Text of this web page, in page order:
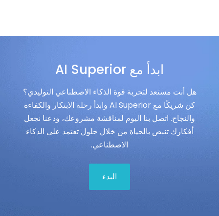
ابدأ مع AI Superior
هل أنت مستعد لتجربة قوة الذكاء الاصطناعي التوليدي؟
كن شريكًا مع AI Superior وابدأ رحلة الابتكار والكفاءة
والنجاح. اتصل بنا اليوم لمناقشة مشروعك، ودعنا نجعل
أفكارك تنبض بالحياة من خلال حلول تعتمد على الذكاء
الاصطناعي.
البدء